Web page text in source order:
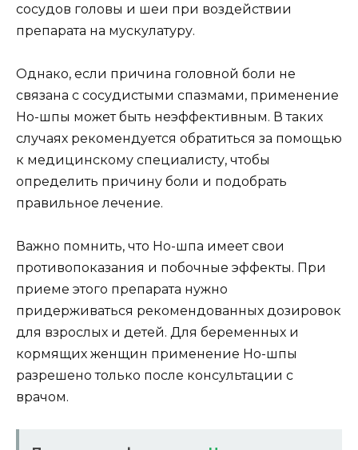
сосудов головы и шеи при воздействии
препарата на мускулатуру.
Однако, если причина головной боли не
связана с сосудистыми спазмами, применение
Но-шпы может быть неэффективным. В таких
случаях рекомендуется обратиться за помощью
к медицинскому специалисту, чтобы
определить причину боли и подобрать
правильное лечение.
Важно помнить, что Но-шпа имеет свои
противопоказания и побочные эффекты. При
приеме этого препарата нужно
придерживаться рекомендованных дозировок
для взрослых и детей. Для беременных и
кормящих женщин применение Но-шпы
разрешено только после консультации с
врачом.